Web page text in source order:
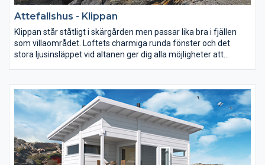
Attefallshus - Klippan
Klippan står ståtligt i skärgården men passar lika bra i fjällen
som villaområdet. Loftets charmiga runda fönster och det
stora ljusinsläppet vid altanen ger dig alla möjligheter att